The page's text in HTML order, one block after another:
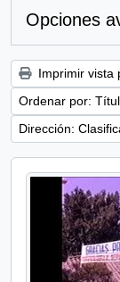
Opciones
Imprimir vista
Ordenar por:
Dirección: